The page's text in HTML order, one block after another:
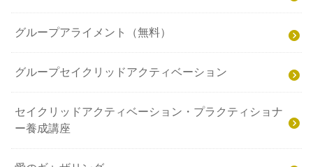
グループアライメント（無料）
グループセイクリッドアクティベーション
セイクリッドアクティベーション・プラクティショナ
ー養成講座